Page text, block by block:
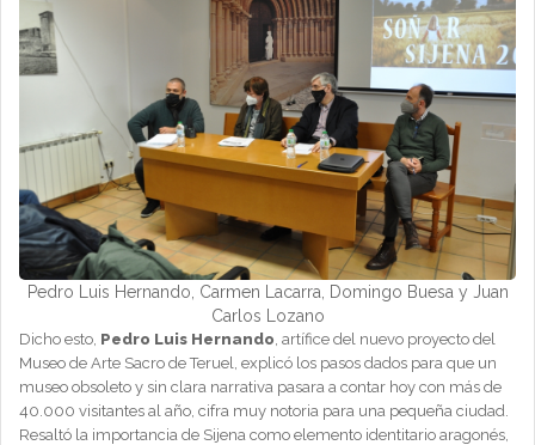
Pedro Luis Hernando, Carmen Lacarra, Domingo Buesa y Juan
Carlos Lozano
Dicho esto, Pedro Luis Hernando , artífice del nuevo proyecto del
Museo de Arte Sacro de Teruel, explicó los pasos dados para que un
museo obsoleto y sin clara narrativa pasara a contar hoy con más de
40.000 visitantes al año, cifra muy notoria para una pequeña ciudad.
Resaltó la importancia de Sijena como elemento identitario aragonés,